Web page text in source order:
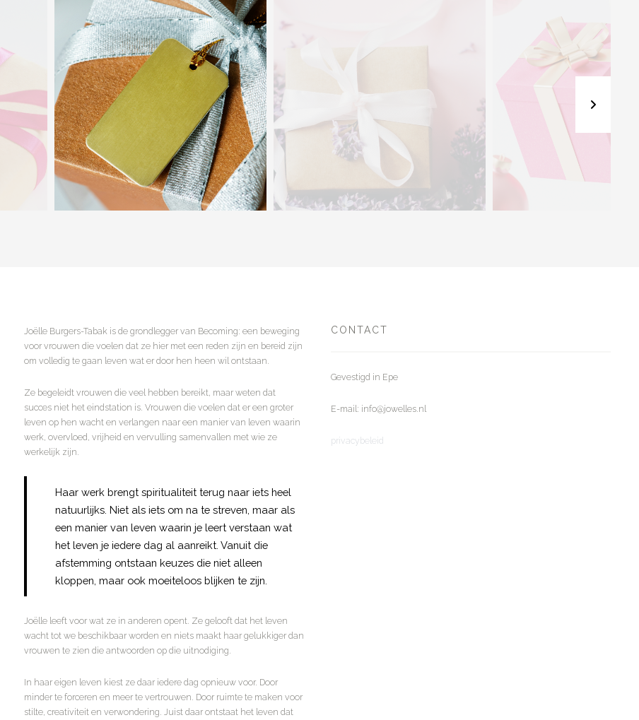
Joëlle Burgers-Tabak is de grondlegger van Becoming: een beweging
voor vrouwen die voelen dat ze hier met een reden zijn en bereid zijn
om volledig te gaan leven wat er door hen heen wil ontstaan.
Ze begeleidt vrouwen die veel hebben bereikt, maar weten dat
succes niet het eindstation is. Vrouwen die voelen dat er een groter
leven op hen wacht en verlangen naar een manier van leven waarin
werk, overvloed, vrijheid en vervulling samenvallen met wie ze
werkelijk zijn.
Haar werk brengt spiritualiteit terug naar iets heel
natuurlijks. Niet als iets om na te streven, maar als
een manier van leven waarin je leert verstaan wat
het leven je iedere dag al aanreikt. Vanuit die
afstemming ontstaan keuzes die niet alleen
kloppen, maar ook moeiteloos blijken te zijn.
Joëlle leeft voor wat ze in anderen opent. Ze gelooft dat het leven
wacht tot we beschikbaar worden en niets maakt haar gelukkiger dan
vrouwen te zien die antwoorden op die uitnodiging.
In haar eigen leven kiest ze daar iedere dag opnieuw voor. Door
minder te forceren en meer te vertrouwen. Door ruimte te maken voor
stilte, creativiteit en verwondering. Juist daar ontstaat het leven dat
CONTACT
Gevestigd in Epe
E-mail: info@jowelles.nl
privacybeleid